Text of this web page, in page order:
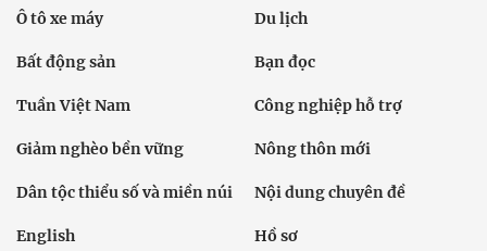
Ô tô xe máy Du lịch
Bất động sản Bạn đọc
Tuần Việt Nam Công nghiệp hỗ trợ
Giảm nghèo bền vững Nông thôn mới
Dân tộc thiểu số và miền núi Nội dung chuyên đề
English Hồ sơ